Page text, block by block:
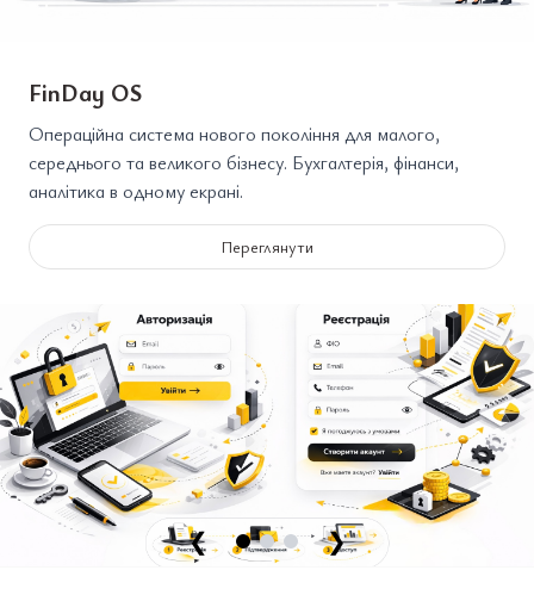
FinDay OS
Операційна система нового покоління для малого,
середнього та великого бізнесу. Бухгалтерія, фінанси,
аналітика в одному екрані.
Переглянути
❮ ❯